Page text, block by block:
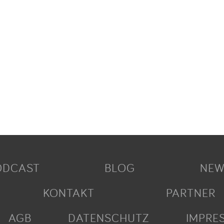
BLOG
KONTAKT
PARTNER
AGB
DATENSCHUTZ